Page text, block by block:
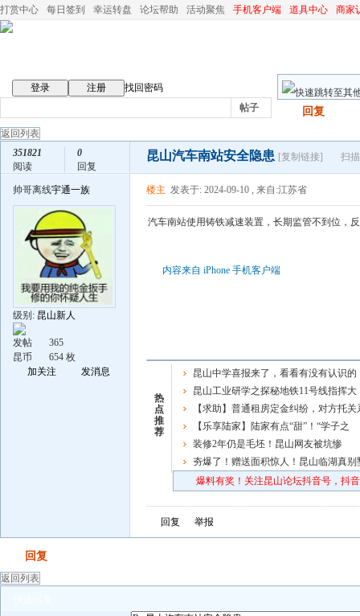
打赏中心 每日签到 幸运转盘 论坛帮助 活动聚焦 手机客户端 道具中心 商家
登录 注册
找回密码
帖子
回复
返回列表
351821
阅读
0
回复
昆山汽车南站安全隐患 [复制链接] 扫
帅哥离线宇通一族
级别: 昆山新人
发帖
365
昆币
654 枚
加关注
发消息
楼主 发表于: 2024-09-10 , 来自:江苏省
汽车南站使用铸铁减速装置，长期监管不到位，
内容来自 iPhone 手机客户端
热
点
推
荐
昆山中学喜报来了，看看有没有认识的
昆山工业研学之探秘地铁11号线指挥大
脑，体验模拟开地铁
【求助】普通租房定金纠纷，对方托关
向公司施压，咨询合理维权途径
【乐享陆家】陆家有点“甜”！“学子之
夜”必打卡的宝藏摊位来啦
装修2年仍是毛坯！昆山网友被坑惨
夯爆了！赠送面积惊人！昆山临湖真别
炸场爆料有奖！关注昆山论坛抖音号，抖
回复 举报
回复
返回列表